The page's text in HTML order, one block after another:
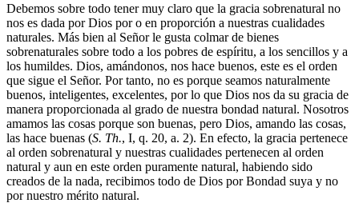
Debemos sobre todo tener muy claro que la gracia sobrenatural no
nos es dada por Dios por o en proporción a nuestras cualidades
naturales. Más bien al Señor le gusta colmar de bienes
sobrenaturales sobre todo a los pobres de espíritu, a los sencillos y a
los humildes. Dios, amándonos, nos hace buenos, este es el orden
que sigue el Señor. Por tanto, no es porque seamos naturalmente
buenos, inteligentes, excelentes, por lo que Dios nos da su gracia de
manera proporcionada al grado de nuestra bondad natural. Nosotros
amamos las cosas porque son buenas, pero Dios, amando las cosas,
las hace buenas (S. Th., I, q. 20, a. 2). En efecto, la gracia pertenece
al orden sobrenatural y nuestras cualidades pertenecen al orden
natural y aun en este orden puramente natural, habiendo sido
creados de la nada, recibimos todo de Dios por Bondad suya y no
por nuestro mérito natural.